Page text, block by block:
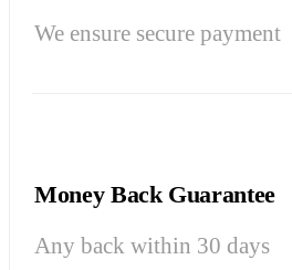
We ensure secure payment
Money Back Guarantee
Any back within 30 days